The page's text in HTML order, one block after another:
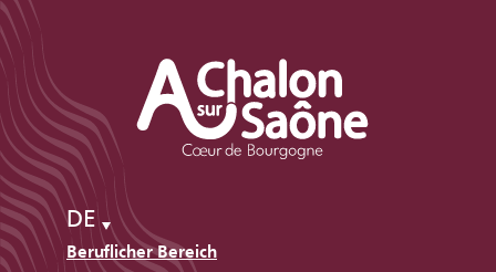
DE
Beruflicher Bereich